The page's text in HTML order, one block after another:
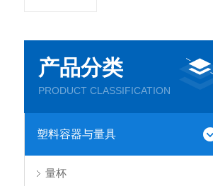
产品分类
PRODUCT CLASSIFICATION
塑料容器与量具
量杯